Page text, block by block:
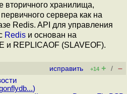
вторичного хранилища,
сервера как на
Redis. API для управления
Redis и основан на
и REPLICAOF (SLAVEOF).
исправить +14 + / –
)